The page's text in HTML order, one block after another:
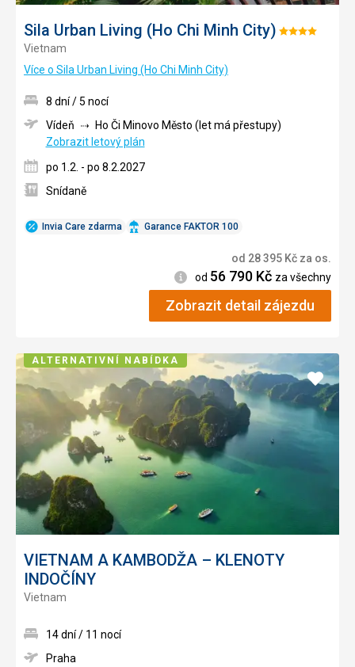
Sila Urban Living (Ho Chi Minh City) Hodnocení:
Vietnam
Více o Sila Urban Living (Ho Chi Minh City)
Invia Care zdarma Garance FAKTOR 100
8 dní / 5 nocí
Vídeň
Ho Či Minovo Město (let má přestupy)
Zobrazit letový plán
po 1.2. - po 8.2.2027
Snídaně
od 28 395 Kč za os.
Informace
od 56 790 Kč za všechny
Zobrazit detail zájezdu
VIETNAM A KAMBODŽA – KLENOTY
INDOČÍNY
Vietnam
Přidat
do
14 dní / 11 nocí
Praha
ALTERNATIVNÍ NABÍDKA